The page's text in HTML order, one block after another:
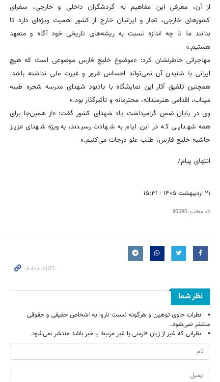
از آن، معرفی این مفاهیم به گردشگران داخلی و خارجی، سفرای
کشورهای خارجی، تجار و ایرانیان خارج از کشور اهمیت ویژه‌ای دارد تا
بدانند ما تا چه اندازه نسبت به ریشه‌های تاریخی خود آگاه و متعهد
هستیم.»
مهاجرانی خاطرنشان کرد: «موضوع خلیج فارس موضوعی است که هیچ
ایرانی با شنیدن آن نمی‌تواند احساس غرور و غیرت ملی نداشته باشد.
همچنین تلفیق آثار این نمایشگاه با یادبود شهدای مدرسه شجره طیبه
میناب، اقدامی هنرمندانه، محترمانه و تأثیرگذار بود.»
وی در پایان ضمن گرامیداشت یاد شهدای کشور گفت: «از همین‌جا برای
همه شهدایی که در این ایام به شهادت رسیدند، به‌ویژه شهدای عزیز
حاشیه خلیج فارس، طلب علو درجات می‌کنیم.»
انتهای پیام/
۲۱ اردیبهشت ۱۴۰۵ - ۱۵:۳۱
کد مطلب: 80690
نظر شما
نظرات حاوی توهین و هرگونه نسبت ناروا به اشخاص حقیقی و حقوقی
منتشر نمی‌شود.
نظراتی که غیر از زبان فارسی یا غیر مرتبط با خبر باشد منتشر نمی‌شود.